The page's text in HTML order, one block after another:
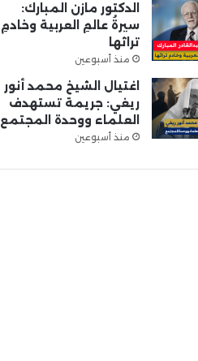
الدكتور مازن المبارك:
سيرةُ عالمِ العربية وخادمِ
تراثها
منذ أسبوعين
اغتيال الشيخ محمد أنور
ريغي: جريمة تستهدف
العلماء ووحدة المجتمع
منذ أسبوعين